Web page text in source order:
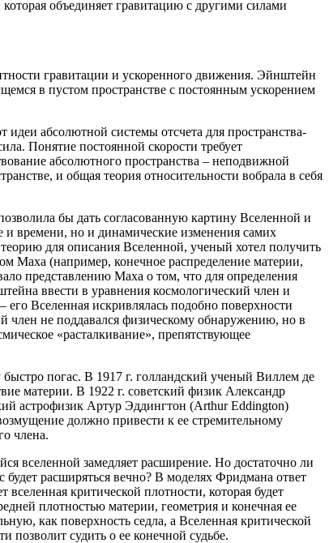
объединяет гравитацию с другими силами
гравитации и ускоренного движения. Эйнштейн
в пустом пространстве с постоянным ускорением
абсолютной системы отсчета для пространства-
Понятие постоянной скорости требует
абсолютного пространства – неподвижной
и общая теория относительности вобрала в себя
бы дать согласованную картину Вселенной и
и времени, но и динамические изменения самих
для описания Вселенной, ученый хотел получить
Маха (например, конечное распределение материи,
представлению Маха о том, что для определения
ввести в уравнения космологический член и
Вселенная искривлялась подобно поверхности
не поддавался физическому обнаружению, но в
«расталкивание», препятствующее
погас. В 1917 г. голландский ученый Виллем де
материи. В 1922 г. советский физик Александр
астрофизик Артур Эддингтон (Arthur Eddington)
должно привести к ее стремительному
члена.
вселенной замедляет расширение. Но достаточно ли
расширяться вечно? В моделях Фридмана ответ
критической плотности, которая будет
плотностью материи, геометрия и конечная ее
как поверхность седла, а Вселенная критической
позволит судить о ее конечной судьбе.